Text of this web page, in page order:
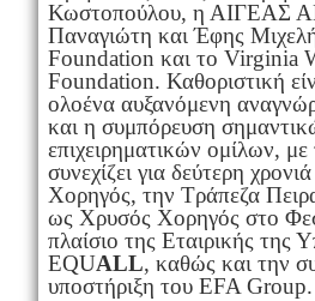
Κωστοπούλου, η ΑΙΓΕΑΣ
Παναγιώτη και Έφης
Foundation και το Virginia
Foundation. Καθοριστική
ολοένα αυξανόμενη
και η συμπόρευση
επιχειρηματικών ομίλων,
συνεχίζει για δεύτερη
Χορηγός, την Τράπεζα
ως Χρυσός Χορηγός στο
πλαίσιο της Εταιρικής της
EQUALL, καθώς και την
υποστήριξη του EFA Group.